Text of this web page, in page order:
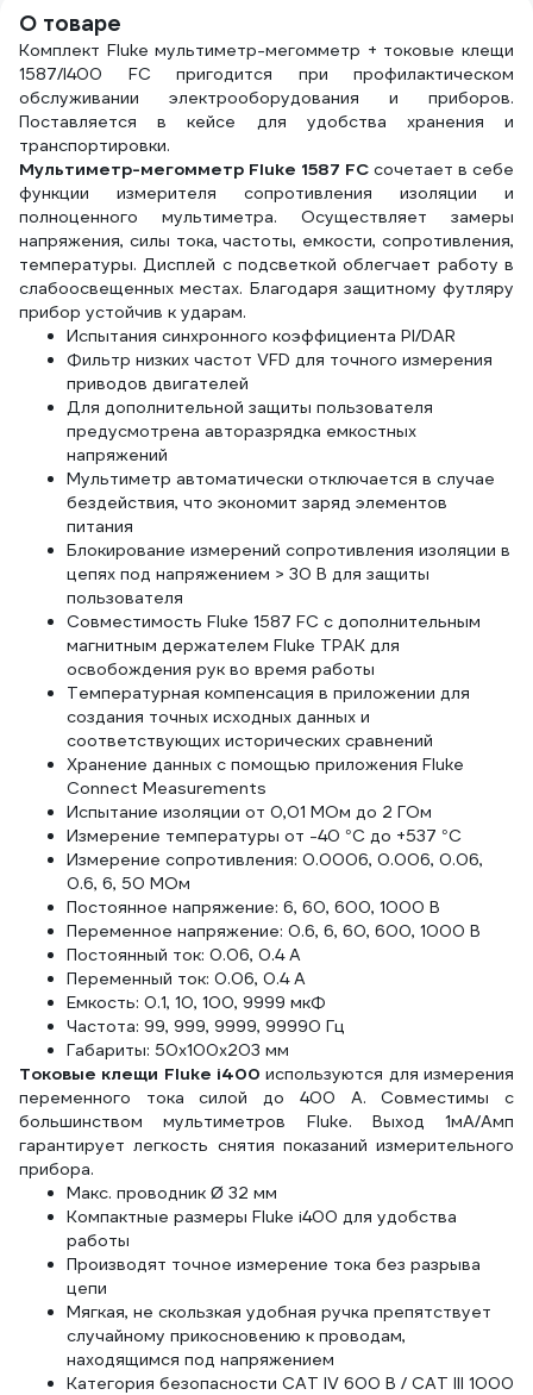
О товаре
Комплект Fluke мультиметр-мегомметр + токовые клещи
1587/I400 FC пригодится при профилактическом
обслуживании электрооборудования и приборов.
Поставляется в кейсе для удобства хранения и
транспортировки.
Мультиметр-мегомметр Fluke 1587 FC сочетает в себе
функции измерителя сопротивления изоляции и
полноценного мультиметра. Осуществляет замеры
напряжения, силы тока, частоты, емкости, сопротивления,
температуры. Дисплей с подсветкой облегчает работу в
слабоосвещенных местах. Благодаря защитному футляру
прибор устойчив к ударам.
Испытания синхронного коэффициента PI/DAR
Фильтр низких частот VFD для точного измерения
приводов двигателей
Для дополнительной защиты пользователя
предусмотрена авторазрядка емкостных
напряжений
Мультиметр автоматически отключается в случае
бездействия, что экономит заряд элементов
питания
Блокирование измерений сопротивления изоляции в
цепях под напряжением > 30 В для защиты
пользователя
Совместимость Fluke 1587 FC с дополнительным
магнитным держателем Fluke TPAK для
освобождения рук во время работы
Температурная компенсация в приложении для
создания точных исходных данных и
соответствующих исторических сравнений
Хранение данных с помощью приложения Fluke
Connect Measurements
Испытание изоляции от 0,01 МОм до 2 ГОм
Измерение температуры от -40 °C до +537 °C
Измерение сопротивления: 0.0006, 0.006, 0.06,
0.6, 6, 50 МОм
Постоянное напряжение: 6, 60, 600, 1000 В
Переменное напряжение: 0.6, 6, 60, 600, 1000 В
Постоянный ток: 0.06, 0.4 А
Переменный ток: 0.06, 0.4 А
Емкость: 0.1, 10, 100, 9999 мкФ
Частота: 99, 999, 9999, 99990 Гц
Габариты: 50х100х203 мм
Токовые клещи Fluke i400 используются для измерения
переменного тока силой до 400 А. Совместимы с
большинством мультиметров Fluke. Выход 1мА/Амп
гарантирует легкость снятия показаний измерительного
прибора.
Макс. проводник Ø 32 мм
Компактные размеры Fluke i400 для удобства
работы
Производят точное измерение тока без разрыва
цепи
Мягкая, не скользкая удобная ручка препятствует
случайному прикосновению к проводам,
находящимся под напряжением
Категория безопасности CAT IV 600 В / CAT III 1000